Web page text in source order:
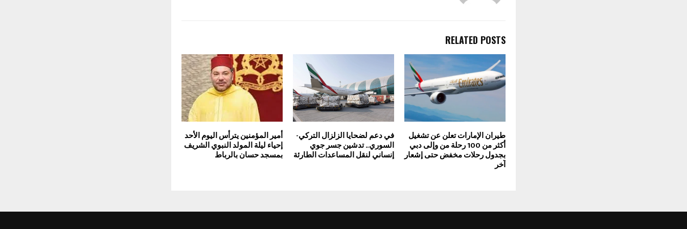
RELATED POSTS
طيران الإمارات تعلن عن تشغيل
أكثر من 100 رحلة من وإلى دبي
بجدول رحلات مخفض حتى إشعار
آخر
في دعم لضحايا الزلزال التركي-
السوري.. تدشين جسر جوي
إنساني لنقل المساعدات الطارئة
أمير المؤمنين يترأس اليوم الأحد
إحياء ليلة المولد النبوي الشريف
بمسجد حسان بالرباط